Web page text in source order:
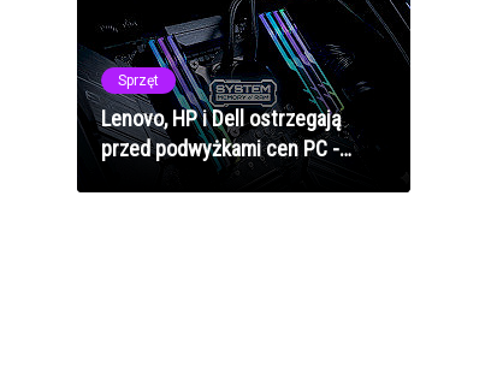
Sprzęt
Lenovo, HP i Dell ostrzegają
przed podwyżkami cen PC -
lepiej kupuj teraz